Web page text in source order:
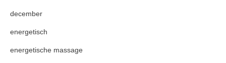
december
energetisch
energetische massage